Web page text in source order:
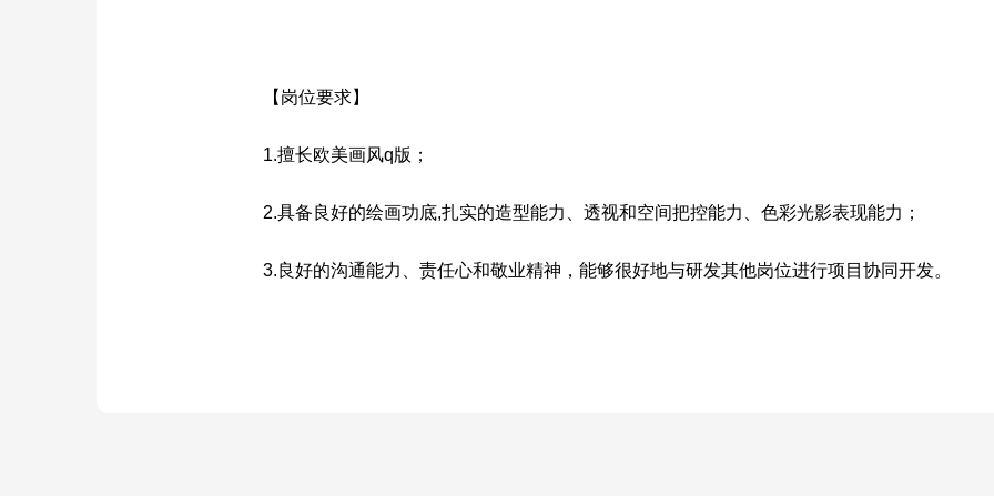
【岗位要求】
1.擅长欧美画风q版；
2.具备良好的绘画功底,扎实的造型能力、透视和空间把控能力、色彩光影表现能力；
3.良好的沟通能力、责任心和敬业精神，能够很好地与研发其他岗位进行项目协同开发。